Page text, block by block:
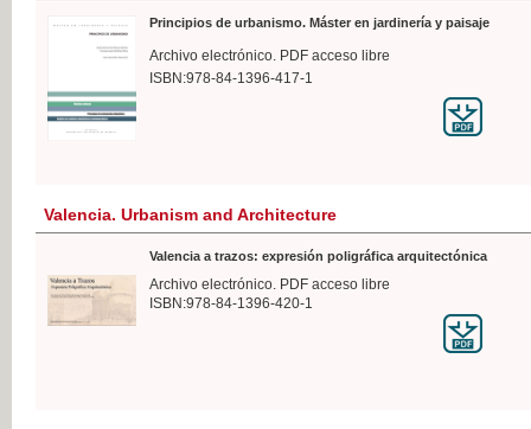
Principios de urbanismo. Máster en jardinería y paisaje
Archivo electrónico. PDF acceso libre
ISBN:978-84-1396-417-1
Valencia. Urbanism and Architecture
Valencia a trazos: expresión poligráfica arquitectónica
Archivo electrónico. PDF acceso libre
ISBN:978-84-1396-420-1